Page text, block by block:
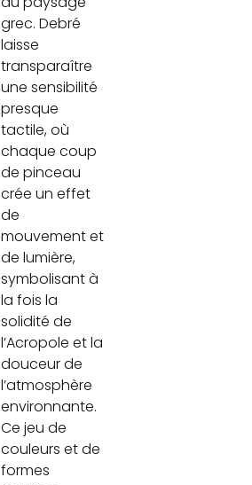
grec. Debré
laisse
transparaître
une sensibilité
presque
tactile, où
chaque coup
de pinceau
crée un effet
de
mouvement et
de lumière,
symbolisant à
la fois la
solidité de
l’Acropole et la
douceur de
l’atmosphère
environnante.
Ce jeu de
couleurs et de
formes